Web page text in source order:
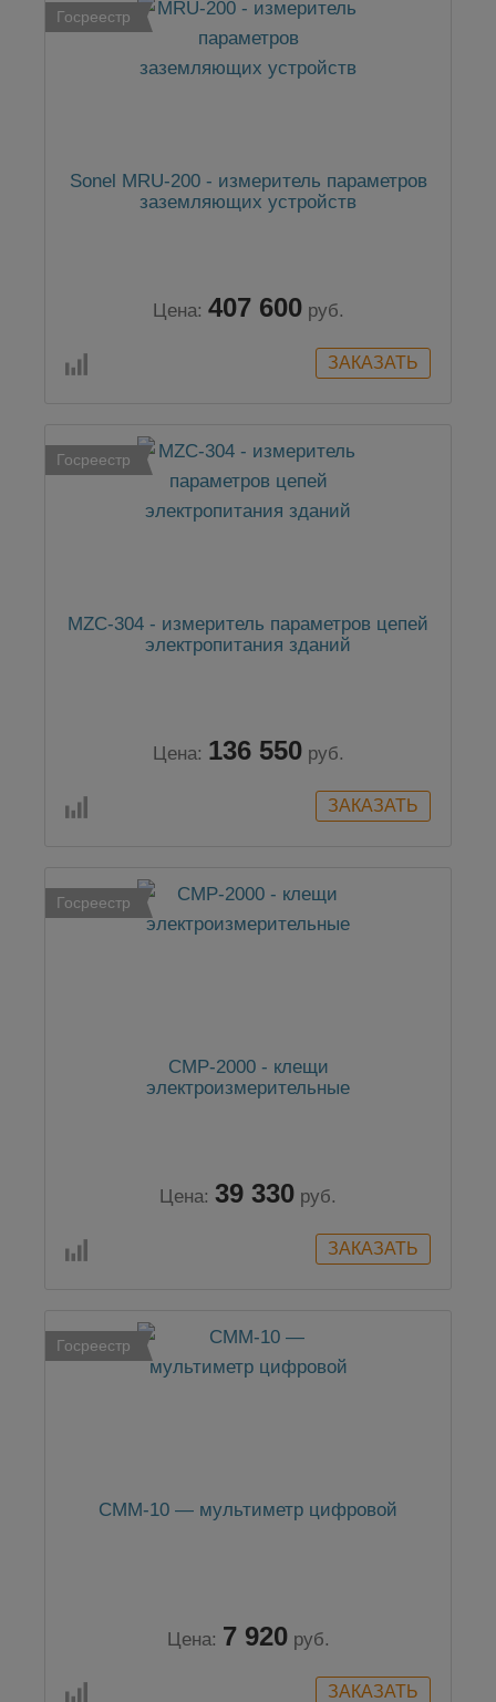
Госреестр
Sonel MRU-200 - измеритель параметров
заземляющих устройств
Цена: 407 600 руб.
Госреестр
MZC-304 - измеритель параметров цепей
электропитания зданий
Цена: 136 550 руб.
Госреестр
CMP-2000 - клещи
электроизмерительные
Цена: 39 330 руб.
Госреестр
CMM-10 — мультиметр цифровой
Цена: 7 920 руб.